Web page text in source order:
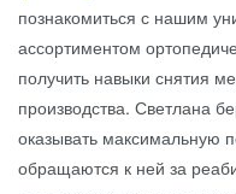
познакомиться с нашим
ассортиментом
получить навыки снятия
производства. Светлана
оказывать максимальную
обращаются к ней за